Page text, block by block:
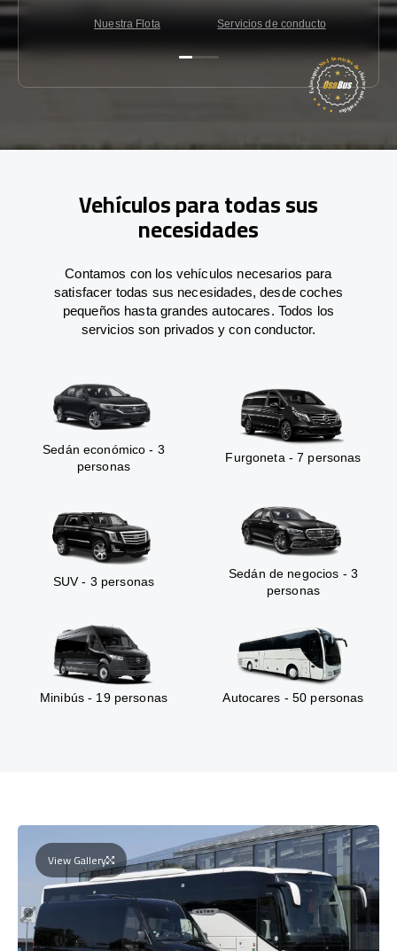
Nuestra Flota Servicios de conducto
Vehículos para todas sus
necesidades
Contamos con los vehículos necesarios para
satisfacer todas sus necesidades, desde coches
pequeños hasta grandes autocares. Todos los
servicios son privados y con conductor.
Sedán económico - 3
personas
Furgoneta - 7 personas
SUV - 3 personas
Sedán de negocios - 3
personas
Minibús - 19 personas Autocares - 50 personas
View Gallery